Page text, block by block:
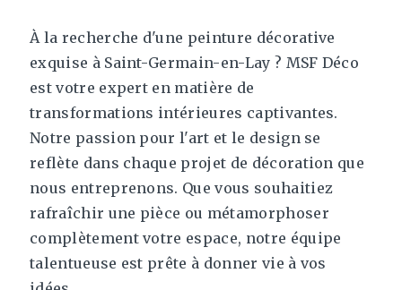
À la recherche d'une peinture décorative
exquise à Saint-Germain-en-Lay ? MSF Déco
est votre expert en matière de
transformations intérieures captivantes.
Notre passion pour l'art et le design se
reflète dans chaque projet de décoration que
nous entreprenons. Que vous souhaitiez
rafraîchir une pièce ou métamorphoser
complètement votre espace, notre équipe
talentueuse est prête à donner vie à vos